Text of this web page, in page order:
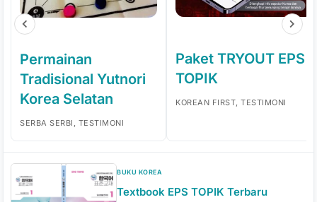
Permainan
Tradisional Yutnori
Korea Selatan
SERBA SERBI, TESTIMONI
Paket TRYOUT EPS
TOPIK
KOREAN FIRST, TESTIMONI
BUKU KOREA
Textbook EPS TOPIK Terbaru